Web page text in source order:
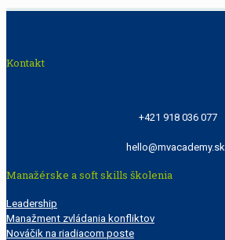
Kontakt
+421 918 036 077
hello@mvacademy.sk
Manažérske a soft skills školenia
Leadership
Manažment zvládania konfliktov
Nováčik na riadiacom poste